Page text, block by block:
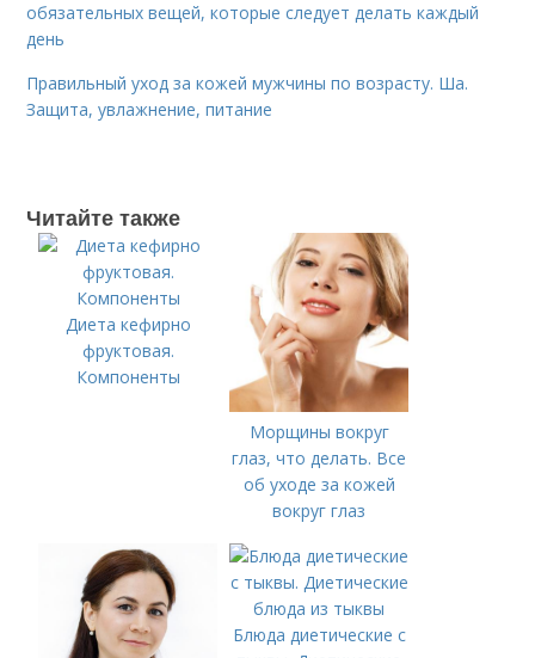
обязательных вещей, которые следует делать каждый
день
Правильный уход за кожей мужчины по возрасту. Ша.
Защита, увлажнение, питание
Читайте также
Диета кефирно
фруктовая.
Компоненты
Морщины вокруг
глаз, что делать. Все
об уходе за кожей
вокруг глаз
Блюда диетические с